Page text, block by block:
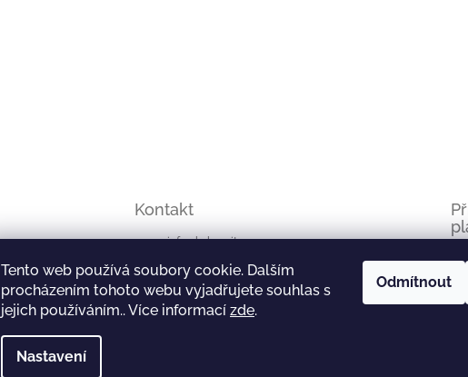
Tento web používá soubory cookie. Dalším
procházením tohoto webu vyjadřujete souhlas s
jejich používáním.. Více informací zde.
Nastavení
Odmítnout
Kontakt
info@kakaositos.cz
kakaositos
kakaositos